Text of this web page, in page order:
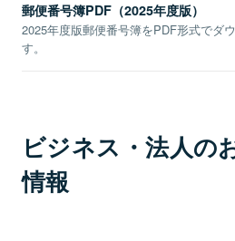
郵便番号簿PDF（2025年度版）
2025年度版郵便番号簿をPDF形式でダ
す。
ビジネス・法人の
情報